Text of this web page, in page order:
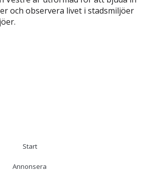
och observera livet i stadsmiljöer
Start
Annonsera